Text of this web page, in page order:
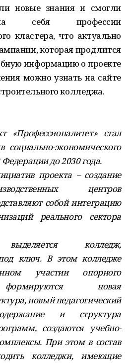
новые знания и смогли
себя профессии
кластера, что актуально
которая продлится
информацию о проекте
можно узнать на сайте
колледжа.
«Профессионалитет» стал
экономического
Федерации до 2030 года.
проекта – создание
центров
собой интеграцию
реального сектора
колледж,
ключ. В этом колледже
участии опорного
формируются новая
новый педагогический
и структура
создаются учебно-
При этом в состав
колледжи, имеющие